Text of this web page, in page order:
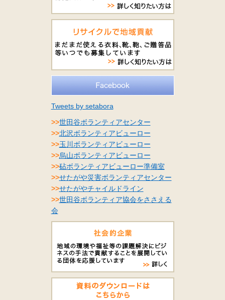
Tweets by setabora
>>世田谷ボランティアセンター
>>北沢ボランティアビューロー
>>玉川ボランティアビューロー
>>烏山ボランティアビューロー
>>砧ボランティアビューロー準備室
>>せたがや災害ボランティアセンター
>>せたがやチャイルドライン
>>世田谷ボランティア協会をささえる
会